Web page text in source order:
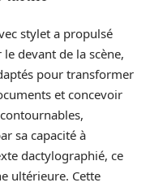
stylet a propulsé
devant de la scène,
pour transformer
et concevoir
sa capacité à
dactylographié, ce
ultérieure. Cette